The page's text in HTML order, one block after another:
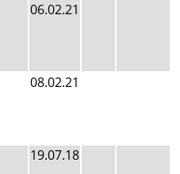
06.02.21
08.02.21
19.07.18